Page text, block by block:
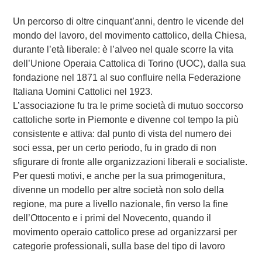
Un percorso di oltre cinquant’anni, dentro le vicende del
mondo del lavoro, del movimento cattolico, della Chiesa,
durante l’età liberale: è l’alveo nel quale scorre la vita
dell’Unione Operaia Cattolica di Torino (UOC), dalla sua
fondazione nel 1871 al suo confluire nella Federazione
Italiana Uomini Cattolici nel 1923.
L’associazione fu tra le prime società di mutuo soccorso
cattoliche sorte in Piemonte e divenne col tempo la più
consistente e attiva: dal punto di vista del numero dei
soci essa, per un certo periodo, fu in grado di non
sfigurare di fronte alle organizzazioni liberali e socialiste.
Per questi motivi, e anche per la sua primogenitura,
divenne un modello per altre società non solo della
regione, ma pure a livello nazionale, fin verso la fine
dell’Ottocento e i primi del Novecento, quando il
movimento operaio cattolico prese ad organizzarsi per
categorie professionali, sulla base del tipo di lavoro